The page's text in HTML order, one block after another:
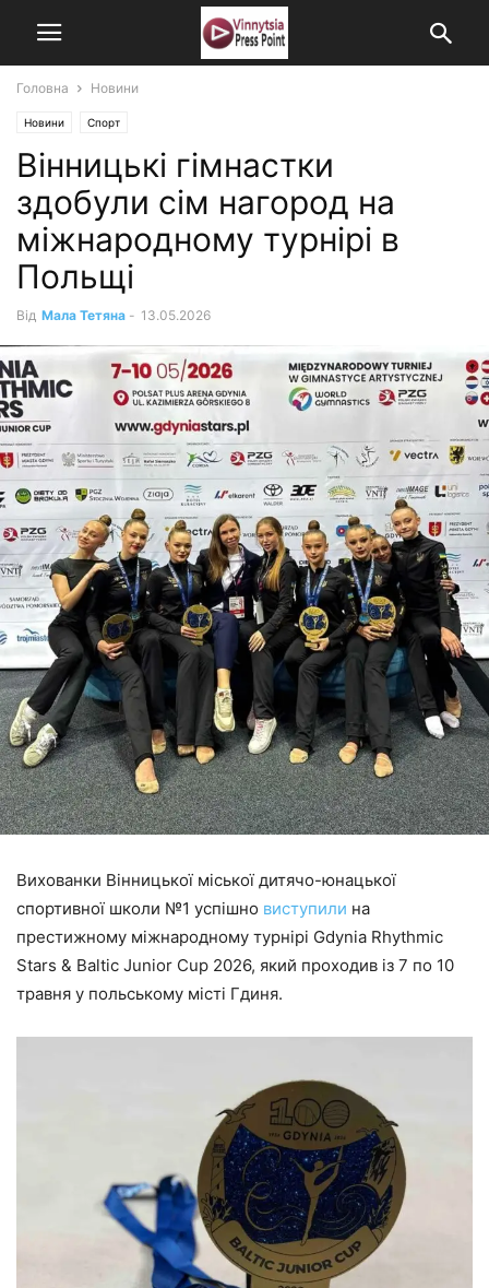
Головна Новини
Новини Спорт
Вінницькі гімнастки
здобули сім нагород на
міжнародному турнірі в
Польщі
Від Мала Тетяна - 13.05.2026
Вихованки Вінницької міської дитячо-юнацької
спортивної школи №1 успішно виступили на
престижному міжнародному турнірі Gdynia Rhythmic
Stars & Baltic Junior Cup 2026, який проходив із 7 по 10
травня у польському місті Гдиня.